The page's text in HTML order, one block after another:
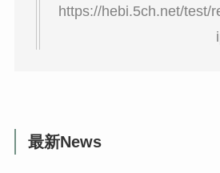
https://hebi.5ch.net/test/
最新News